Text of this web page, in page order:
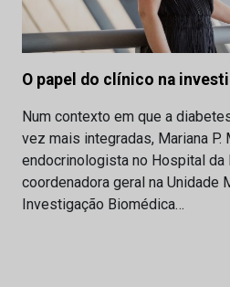
O papel do clínico na
Num contexto em que a
vez mais integradas, Mariana P.
endocrinologista no Hospital da
coordenadora geral na Unidade
Investigação Biomédica…